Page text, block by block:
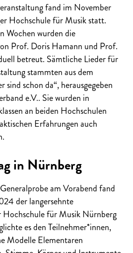
fand im November
Hochschule für Musik statt.
Wochen wurden die
Prof. Doris Hamann und Prof.
betreut. Sämtliche Lieder für
stammten aus dem
sind schon da“, herausgegeben
e.V.. Sie wurden in
an beiden Hochschulen
Erfahrungen auch
in Nürnberg
am Vorabend fand
der langersehnte
Hochschule für Musik Nürnberg
es den Teilnehmer*innen,
Modelle Elementaren